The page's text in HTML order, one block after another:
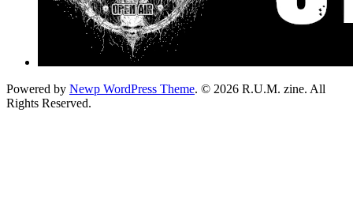
Powered by Newp WordPress Theme. © 2026 R.U.M. zine. All
Rights Reserved.